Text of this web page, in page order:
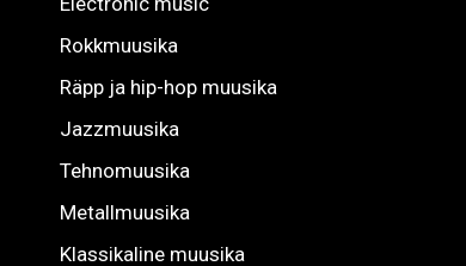
Rokkmuusika
Räpp ja hip-hop muusika
Jazzmuusika
Tehnomuusika
Metallmuusika
Klassikaline muusika